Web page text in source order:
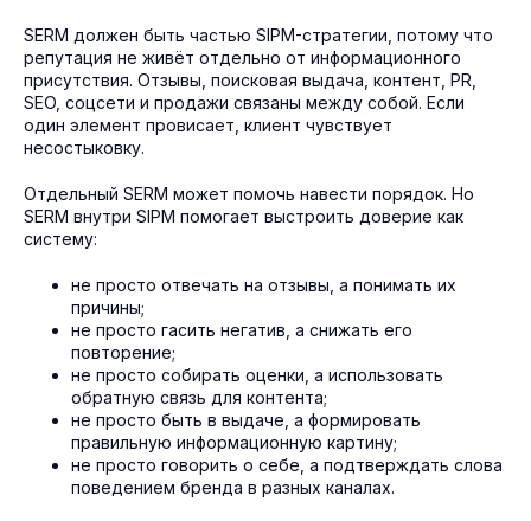
SERM должен быть частью SIPM-стратегии, потому что
репутация не живёт отдельно от информационного
присутствия. Отзывы, поисковая выдача, контент, PR,
SEO, соцсети и продажи связаны между собой. Если
один элемент провисает, клиент чувствует
несостыковку.
Отдельный SERM может помочь навести порядок. Но
SERM внутри SIPM помогает выстроить доверие как
систему:
не просто отвечать на отзывы, а понимать их
причины;
не просто гасить негатив, а снижать его
повторение;
не просто собирать оценки, а использовать
обратную связь для контента;
не просто быть в выдаче, а формировать
правильную информационную картину;
не просто говорить о себе, а подтверждать слова
поведением бренда в разных каналах.